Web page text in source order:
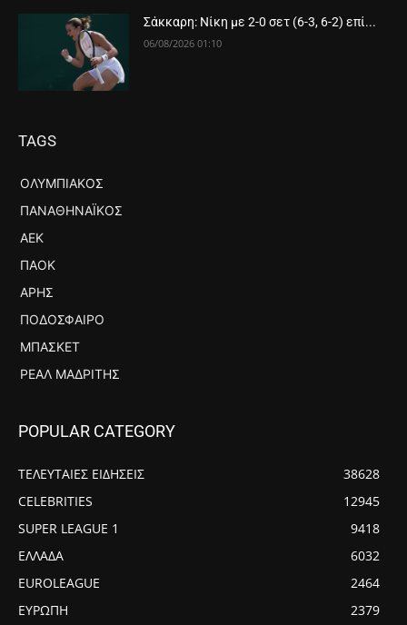
Σάκκαρη: Νίκη με 2-0 σετ (6-3, 6-2) επί...
06/08/2026 01:10
TAGS
ΟΛΥΜΠΙΑΚΌΣ
ΠΑΝΑΘΗΝΑΪΚΌΣ
ΑΕΚ
ΠΑΟΚ
ΆΡΗΣ
ΠΟΔΌΣΦΑΙΡΟ
ΜΠΆΣΚΕΤ
ΡΕΆΛ ΜΑΔΡΊΤΗΣ
POPULAR CATEGORY
ΤΕΛΕΥΤΑΙΕΣ ΕΙΔΗΣΕΙΣ
38628
CELEBRITIES
12945
SUPER LEAGUE 1
9418
ΕΛΛΑΔΑ
6032
EUROLEAGUE
2464
ΕΥΡΩΠΗ
2379